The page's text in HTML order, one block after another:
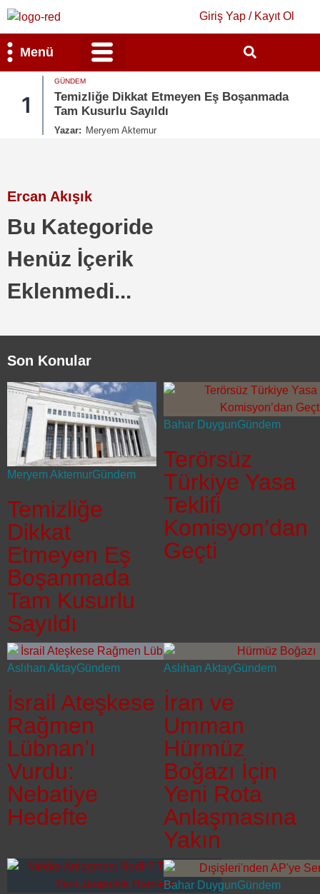
Giriş Yap / Kayıt Ol
Menü
1
GÜNDEM
Temizliğe Dikkat Etmeyen Eş Boşanmada
Tam Kusurlu Sayıldı
Yazar: Meryem Aktemur
Ercan Akışık
Bu Kategoride
Henüz İçerik
Eklenmedi...
Son Konular
Meryem AktemurGündem
Temizliğe
Dikkat
Etmeyen Eş
Boşanmada
Tam Kusurlu
Sayıldı
Bahar DuygunGündem
Terörsüz
Türkiye Yasa
Teklifi
Komisyon’dan
Geçti
Aslıhan AktayGündem
İsrail Ateşkese
Rağmen
Lübnan’ı
Vurdu:
Nebatiye
Hedefte
Aslıhan AktayGündem
İran ve
Umman
Hürmüz
Boğazı İçin
Yeni Rota
Anlaşmasına
Yakın
Bahar DuygunGündem